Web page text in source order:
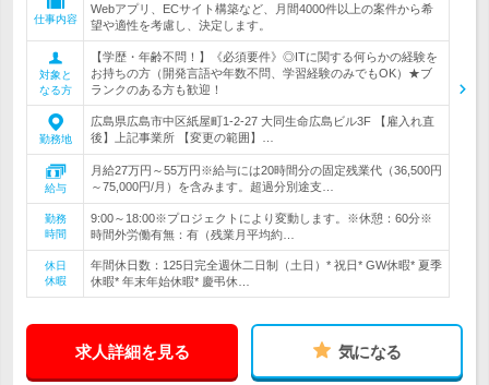
仕事内容
Webアプリ、ECサイト構築など、月間4000件以上の案件から希
望や適性を考慮し、決定します。
対象と
なる方
【学歴・年齢不問！】《必須要件》◎ITに関する何らかの経験を
お持ちの方（開発言語や年数不問、学習経験のみでもOK）★ブ
ランクのある方も歓迎！
勤務地
広島県広島市中区紙屋町1-2-27 大同生命広島ビル3F 【雇入れ直
後】上記事業所 【変更の範囲】…
給与
月給27万円～55万円※給与には20時間分の固定残業代（36,500円
～75,000円/月）を含みます。超過分別途支…
勤務
時間
9:00～18:00※プロジェクトにより変動します。※休憩：60分※
時間外労働有無：有（残業月平均約…
休日
休暇
年間休日数：125日完全週休二日制（土日）* 祝日* GW休暇* 夏季
休暇* 年末年始休暇* 慶弔休…
求人詳細を見る 気になる